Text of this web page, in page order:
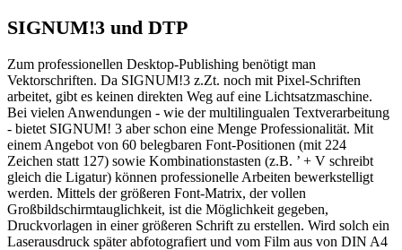
SIGNUM!3 und DTP
Zum professionellen Desktop-Publishing benötigt man
Vektorschriften. Da SIGNUM!3 z.Zt. noch mit Pixel-Schriften
arbeitet, gibt es keinen direkten Weg auf eine Lichtsatzmaschine.
Bei vielen Anwendungen - wie der multilingualen Textverarbeitung
- bietet SIGNUM! 3 aber schon eine Menge Professionalität. Mit
einem Angebot von 60 belegbaren Font-Positionen (mit 224
Zeichen statt 127) sowie Kombinationstasten (z.B. ’ + V schreibt
gleich die Ligatur) können professionelle Arbeiten bewerkstelligt
werden. Mittels der größeren Font-Matrix, der vollen
Großbildschirmtauglichkeit, ist die Möglichkeit gegeben,
Druckvorlagen in einer größeren Schrift zu erstellen. Wird solch ein
Laserausdruck später abfotografiert und vom Film aus von DIN A4